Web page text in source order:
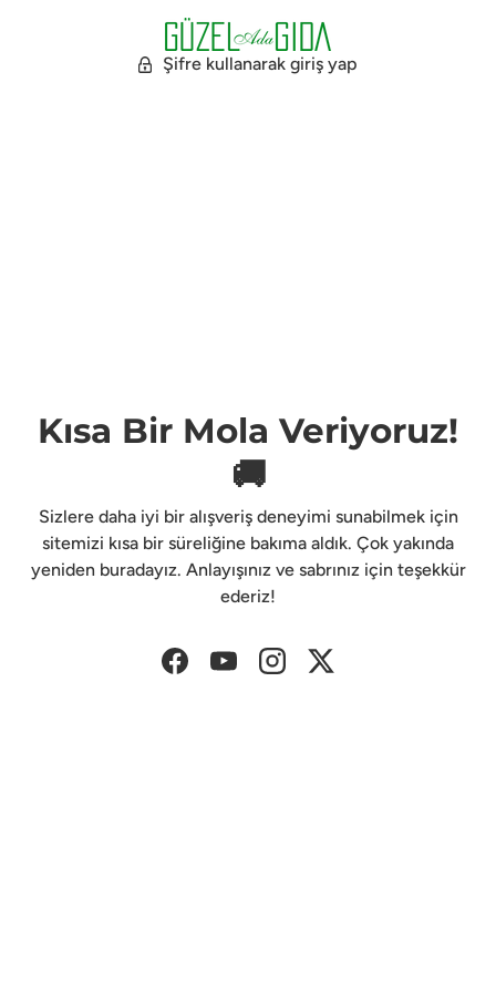
Şifre kullanarak giriş yap
Kısa Bir Mola Veriyoruz!
🚚
Sizlere daha iyi bir alışveriş deneyimi sunabilmek için
sitemizi kısa bir süreliğine bakıma aldık. Çok yakında
yeniden buradayız. Anlayışınız ve sabrınız için teşekkür
ederiz!
FacebookYouTubeInstagramTwitter